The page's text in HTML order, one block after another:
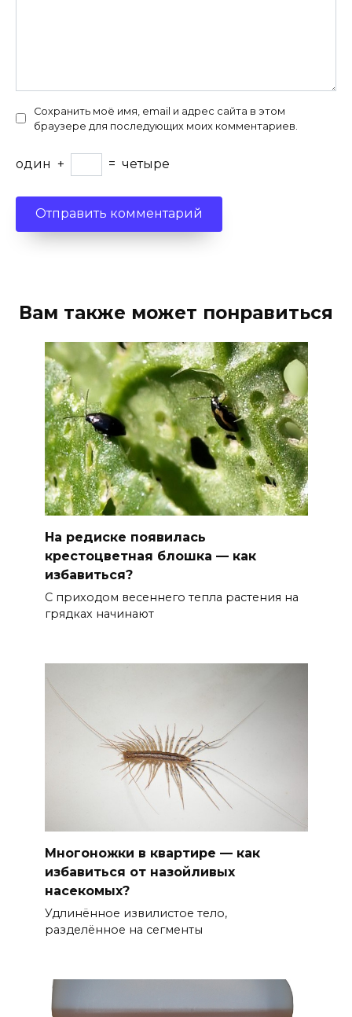
Сохранить моё имя, email и адрес сайта в этом
браузере для последующих моих комментариев.
один + = четыре
Вам также может понравиться
На редиске появилась
крестоцветная блошка — как
избавиться?
С приходом весеннего тепла растения на
грядках начинают
Многоножки в квартире — как
избавиться от назойливых
насекомых?
Удлинённое извилистое тело,
разделённое на сегменты